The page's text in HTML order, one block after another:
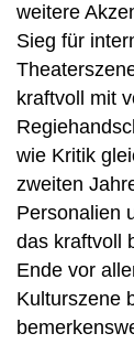
weitere
Sieg für
kraftvoll mit
wie Kritik
zweiten
Personalien
das kraftvoll
Ende vor
Kulturszene